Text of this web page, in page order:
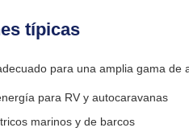
típicas
para una amplia gama de
para RV y autocaravanas
marinos y de barcos